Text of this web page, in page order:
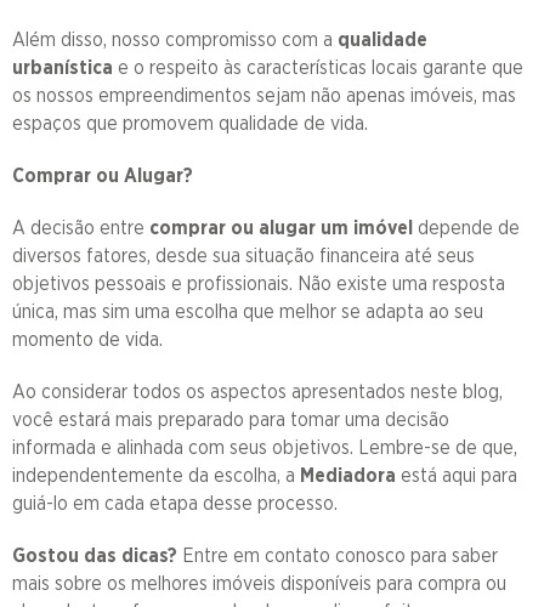
Além disso, nosso compromisso com a qualidade
urbanística e o respeito às características locais garante que
os nossos empreendimentos sejam não apenas imóveis, mas
espaços que promovem qualidade de vida.
Comprar ou Alugar?
A decisão entre comprar ou alugar um imóvel depende de
diversos fatores, desde sua situação financeira até seus
objetivos pessoais e profissionais. Não existe uma resposta
única, mas sim uma escolha que melhor se adapta ao seu
momento de vida.
Ao considerar todos os aspectos apresentados neste blog,
você estará mais preparado para tomar uma decisão
informada e alinhada com seus objetivos. Lembre-se de que,
independentemente da escolha, a Mediadora está aqui para
guiá-lo em cada etapa desse processo.
Gostou das dicas? Entre em contato conosco para saber
mais sobre os melhores imóveis disponíveis para compra ou